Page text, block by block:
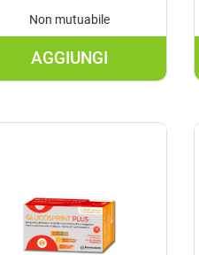
Non mutuabile
AGGIUNGI
AGGIUNGI
CARRELLO